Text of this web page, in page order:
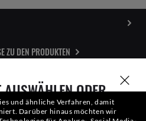
ODER
ZU DEN PRODUKTEN
und ähnliche Verfahren, damit
Darüber hinaus möchten wir